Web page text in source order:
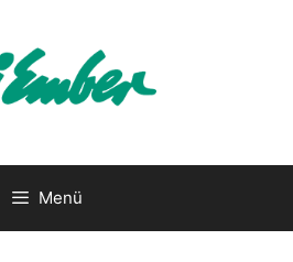
Menü